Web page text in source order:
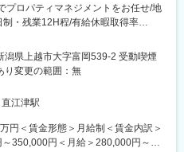
メディアや全国ネットワークのある
係により継続的・安定的に業務を
が拠点です。来客の利便性などを重
などの付帯設備があるところになり
頂ける
いため刺激的
当するため、自身の裁量をもって
プロパティマネジメントをお任せ/地
・残業12H程/有給休暇取得率
近に展開する上越ウィングマーケ
地を所有する「パティオ上越 ウィ
営会社で、ショッピングモールのプ
します。
潟県上越市大字富岡539-2 受動喫煙
り変更の範囲：無
江津駅
円＜賃金形態＞月給制＜賃金内訳＞
350,000円＜月給＞280,000円～